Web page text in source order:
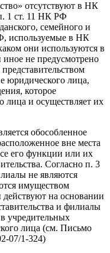
отсутствуют в НК
1 ст. 11 НК РФ
семейного и
используемые в НК
они используются в
иное не предусмотрено
юридического лица,
которое
лица и осуществляет их
обособленное
вне места
его функции или их
Согласно п. 3
не являются
имуществом
на основании
и филиалы
учредительных
лица (см. Письмо
07/1-324)